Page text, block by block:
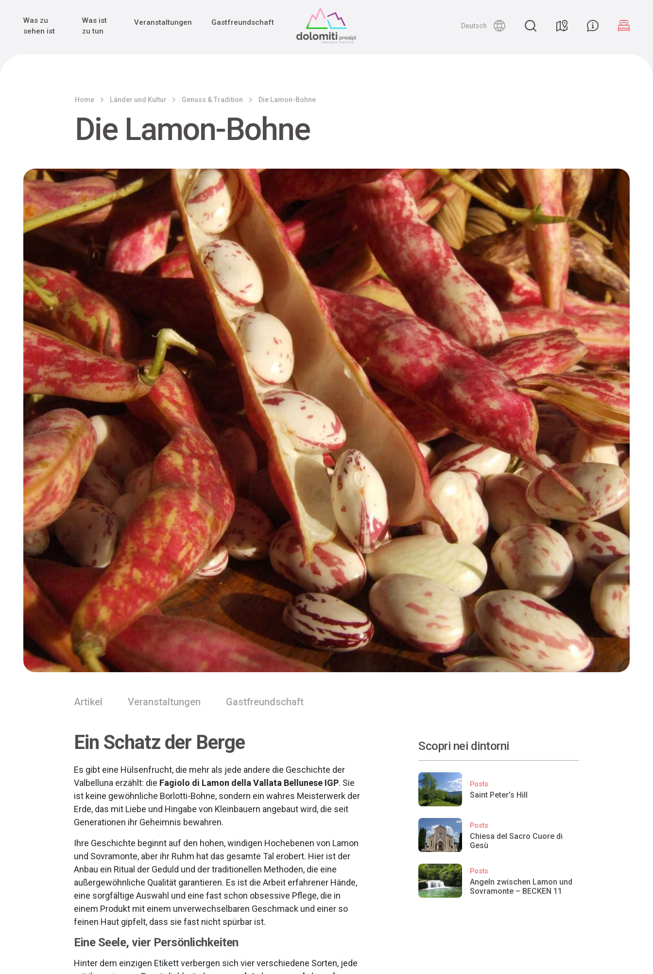
Main Navigation
Was zu
sehen ist
Was ist
zu tun
Veranstaltungen Gastfreundschaft Deutsch
Home Länder und Kultur Genuss & Tradition Die Lamon-Bohne
Die Lamon-Bohne
Artikel Veranstaltungen Gastfreundschaft
Ein Schatz der Berge
Es gibt eine Hülsenfrucht, die mehr als jede andere die Geschichte der
Valbelluna erzählt: die Fagiolo di Lamon della Vallata Bellunese IGP. Sie
ist keine gewöhnliche Borlotti-Bohne, sondern ein wahres Meisterwerk der
Erde, das mit Liebe und Hingabe von Kleinbauern angebaut wird, die seit
Generationen ihr Geheimnis bewahren.
Ihre Geschichte beginnt auf den hohen, windigen Hochebenen von Lamon
und Sovramonte, aber ihr Ruhm hat das gesamte Tal erobert. Hier ist der
Anbau ein Ritual der Geduld und der traditionellen Methoden, die eine
außergewöhnliche Qualität garantieren. Es ist die Arbeit erfahrener Hände,
eine sorgfältige Auswahl und eine fast schon obsessive Pflege, die in
einem Produkt mit einem unverwechselbaren Geschmack und einer so
feinen Haut gipfelt, dass sie fast nicht spürbar ist.
Eine Seele, vier Persönlichkeiten
Hinter dem einzigen Etikett verbergen sich vier verschiedene Sorten, jede
Scopri nei dintorni
Posts
Saint Peter’s Hill
Posts
Chiesa del Sacro Cuore di
Gesù
Posts
Angeln zwischen Lamon und
Sovramonte – BECKEN 11